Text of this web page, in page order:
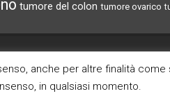
ARCHIVI
anche per altre finalità
in qualsiasi momento.